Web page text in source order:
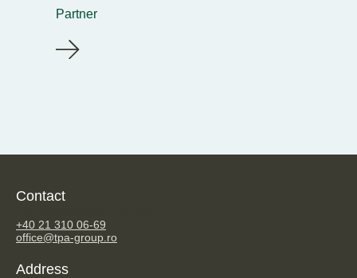
Partner
Contact
+40 21 310 06-69
office@tpa-group.ro
Address